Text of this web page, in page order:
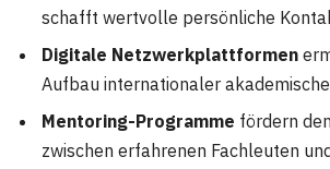
schafft wertvolle persönliche
Digitale Netzwerkplattformen
Aufbau internationaler
Mentoring-Programme fördern
zwischen erfahrenen Fachleuten